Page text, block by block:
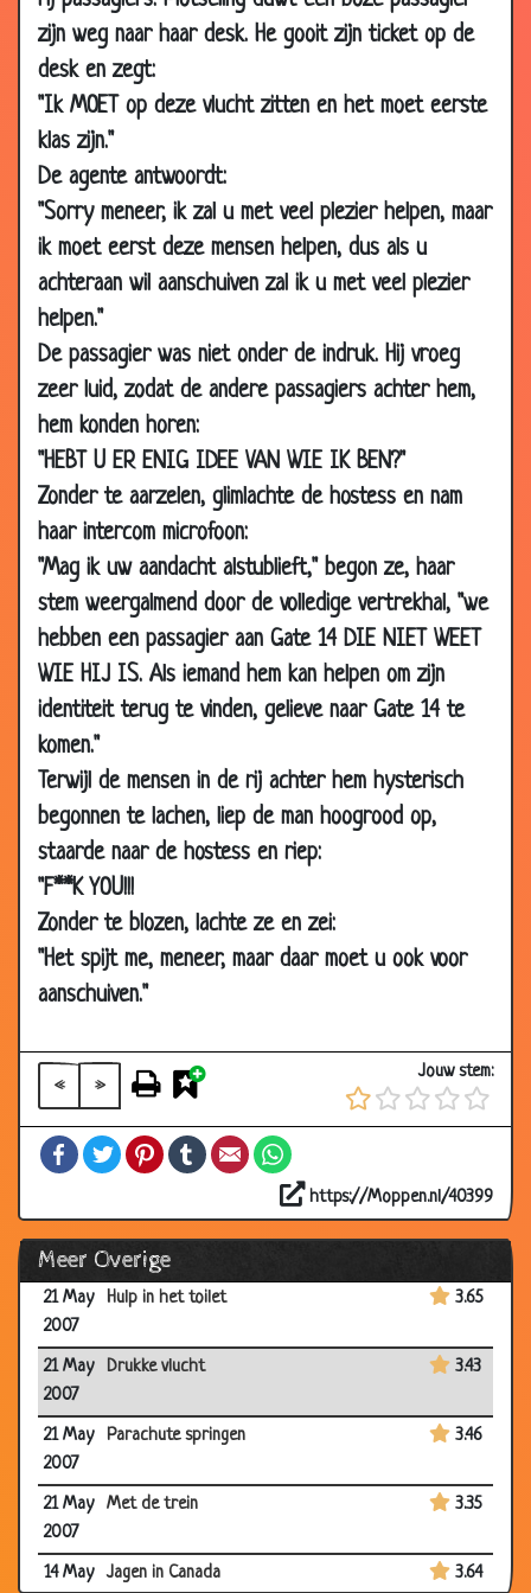
zijn weg naar haar desk. He gooit zijn ticket op de
desk en zegt:
"Ik MOET op deze vlucht zitten en het moet eerste
klas zijn."
De agente antwoordt:
"Sorry meneer, ik zal u met veel plezier helpen, maar
ik moet eerst deze mensen helpen, dus als u
achteraan wil aanschuiven zal ik u met veel plezier
helpen."
De passagier was niet onder de indruk. Hij vroeg
zeer luid, zodat de andere passagiers achter hem,
hem konden horen:
"HEBT U ER ENIG IDEE VAN WIE IK BEN?"
Zonder te aarzelen, glimlachte de hostess en nam
haar intercom microfoon:
"Mag ik uw aandacht alstublieft," begon ze, haar
stem weergalmend door de volledige vertrekhal, "we
hebben een passagier aan Gate 14 DIE NIET WEET
WIE HIJ IS. Als iemand hem kan helpen om zijn
identiteit terug te vinden, gelieve naar Gate 14 te
komen."
Terwijl de mensen in de rij achter hem hysterisch
begonnen te lachen, liep de man hoogrood op,
staarde naar de hostess en riep:
"F**K YOU!!!
Zonder te blozen, lachte ze en zei:
"Het spijt me, meneer, maar daar moet u ook voor
aanschuiven."
« »
Jouw stem:
FacebookTwitterPinterestTumblrEmail
https://Moppen.nl/40399
Meer Overige
18 Jun
2007
Betrouwbaar advies 3.47
11 Jun
2007
Luchtfilm 3.56
11 Jun
2007
Nieuwe baan
11 Jun
2007
Opscheppen
11 Jun
2007
11 Jun
2007
Altzheimer en Parkinson 2.98
11 Jun
2007
Op en neer
08 Jun
2007
Gevangenis vs. werk
04 Jun
2007
De schoonste lucht ter wereld 3.31
04 Jun
Spannende thriller
May
2007
29
May
2007
Jagen
29
May
2007
Koffie of thee?
2007
24 May
Bij boer Hans 3.24
21 May
Kannibaal in het ziekenhuis
2007
21 May
2007
Hulp in het toilet 3.65
21 May
2007
Drukke vlucht 3.43
21 May
2007
Parachute springen 3.46
21 May
2007
Met de trein 3.35
14 May
Jagen in Canada 3.64